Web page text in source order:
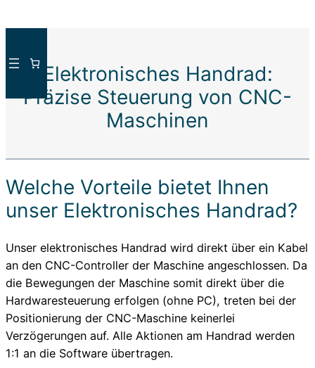
Inhalt
wechseln
Elektronisches Handrad:
Präzise Steuerung von CNC-
Maschinen
Welche Vorteile bietet Ihnen
unser Elektronisches Handrad?
Unser elektronisches Handrad wird direkt über ein Kabel
an den CNC-Controller der Maschine angeschlossen. Da
die Bewegungen der Maschine somit direkt über die
Hardwaresteuerung erfolgen (ohne PC), treten bei der
Positionierung der CNC-Maschine keinerlei
Verzögerungen auf. Alle Aktionen am Handrad werden
1:1 an die Software übertragen.